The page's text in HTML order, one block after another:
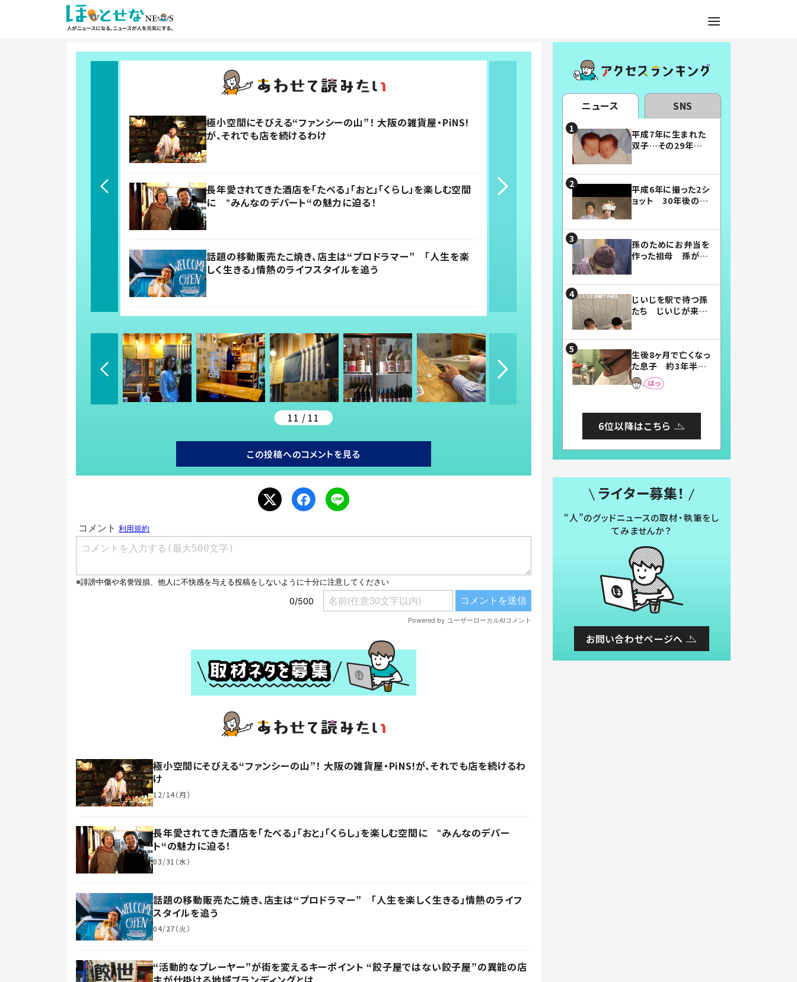
極小空間にそびえる“ファンシーの山”！ 大阪の雑貨屋・PiNS!
が、それでも店を続けるわけ
長年愛されてきた酒店を「たべる」「おと」「くらし」を楽しむ空間
に ‟みんなのデパート“の魅力に迫る！
話題の移動販売たこ焼き、店主は“プロドラマー” 「人生を楽
しく生きる」情熱のライフスタイルを追う
11 / 11
この投稿へのコメントを見る
極小空間にそびえる“ファンシーの山”！ 大阪の雑貨屋・PiNS!が、それでも店を続けるわ
け
12/14（月）
長年愛されてきた酒店を「たべる」「おと」「くらし」を楽しむ空間に ‟みんなのデパー
ト“の魅力に迫る！
03/31（水）
話題の移動販売たこ焼き、店主は“プロドラマー” 「人生を楽しく生きる」情熱のライフ
スタイルを追う
04/27（火）
“活動的なプレーヤー”が街を変えるキーポイント “餃子屋ではない餃子屋”の異能の店
ニュース SNS
平成7年に生まれた
双子…その29年後
平成6年に撮った2シ
ョット 30年後の姿
孫のためにお弁当を
作った祖母 孫が絶
じいじを駅で待つ孫
たち じいじが来た
まらない」「幸せにな
れる」
生後8ヶ月で亡くなっ
た息子 約3年半
後、当時の妻の日記
に書いてあった本音
6位以降はこちら
ライター募集！
“人”のグッドニュースの取材・執筆をし
てみませんか？
お問い合わせページへ